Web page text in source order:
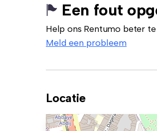
Een fout
Help ons Rentumo beter
Meld een probleem
Locatie